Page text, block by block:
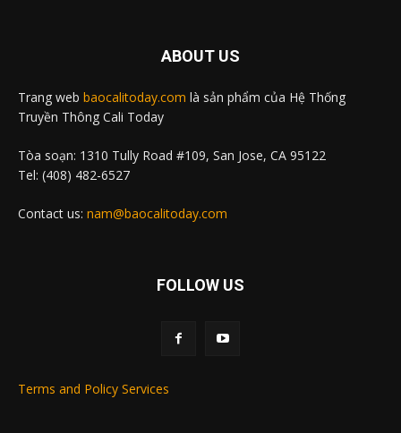
ABOUT US
Trang web baocalitoday.com là sản phẩm của Hệ Thống
Truyền Thông Cali Today
Tòa soạn: 1310 Tully Road #109, San Jose, CA 95122
Tel: (408) 482-6527
Contact us: nam@baocalitoday.com
FOLLOW US
Terms and Policy Services